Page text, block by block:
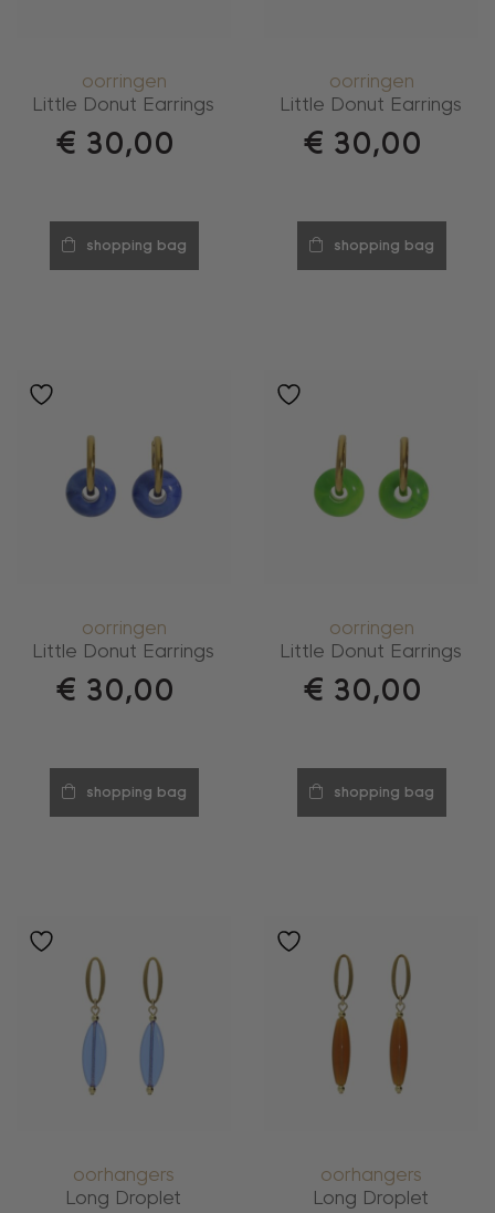
oorringen
Little Donut Earrings
€ 30,00
shopping bag
oorringen
Little Donut Earrings
€ 30,00
shopping bag
oorringen
Little Donut Earrings
€ 30,00
shopping bag
oorringen
Little Donut Earrings
€ 30,00
shopping bag
oorhangers
Long Droplet
oorhangers
Long Droplet